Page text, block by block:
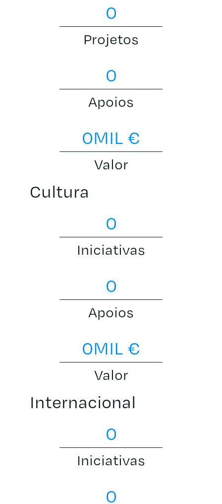
0
Projetos
0
Apoios
0MIL €
Valor
Cultura
0
Iniciativas
0
Apoios
0MIL €
Valor
Internacional
0
Iniciativas
0